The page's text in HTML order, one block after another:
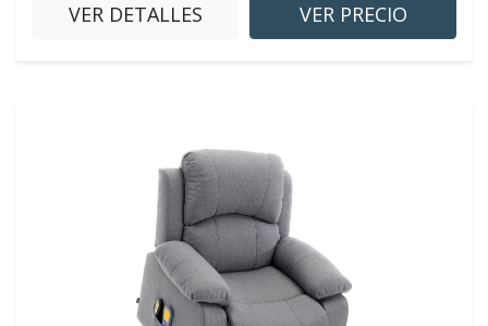
VER DETALLES VER PRECIO